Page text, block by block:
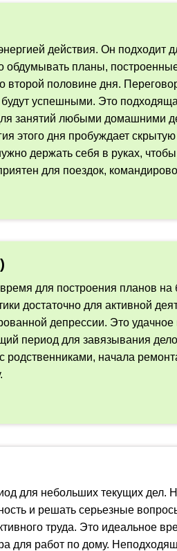
действия. Он подходит
обдумывать планы,
второй половине дня.
будут успешными. Это
занятий любыми домашними
этого дня пробуждает
держать себя в руках,
для поездок,
для построения планов
достаточно для активной
депрессии. Это
период для завязывания
начала
для небольших текущих дел.
и решать серьезные
труда. Это идеальное
для работ по дому.